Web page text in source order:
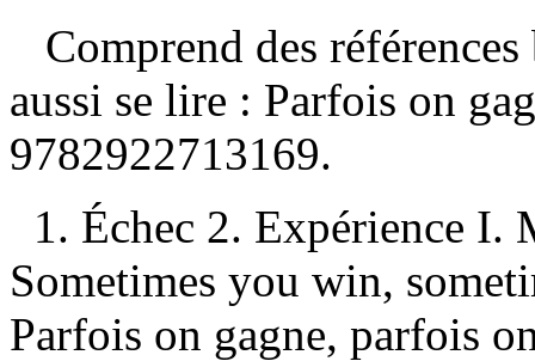
Comprend des
aussi se lire : Parfois on
9782922713169.
1. Échec 2. Expérience I.
Sometimes you win,
Parfois on gagne, parfois